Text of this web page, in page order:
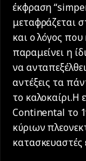
έκφραση
μεταφράζεται
και ο λόγος
παραμείνει η
να
αντέξεις τα
το καλοκαίρι.Η
Continental το
κύριων